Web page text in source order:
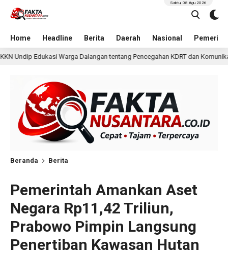
Home Headline Berita Daerah Nasional
Sabtu, 08 Agu 2026
tentang Pencegahan KDRT dan Komunikasi Keluarga 15 jam
Beranda Berita
Pemerintah Amankan Aset
Negara Rp11,42 Triliun,
Prabowo Pimpin Langsung
Penertiban Kawasan Hutan